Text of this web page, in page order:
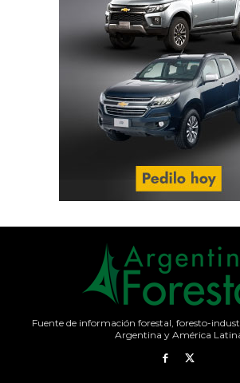
Fuente de información forestal, foresto-
Argentina y América